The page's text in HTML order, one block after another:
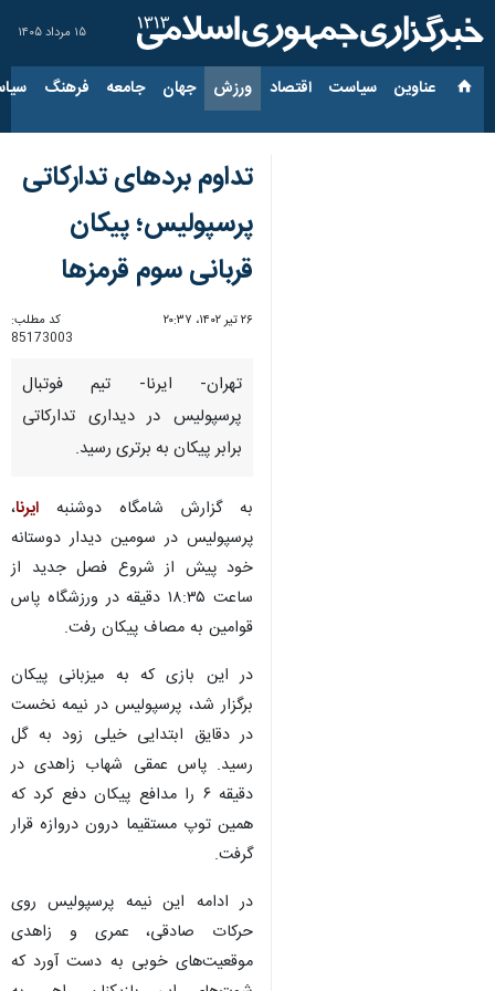
۱۵ مرداد ۱۴۰۵
عناوین‌ سیاست اقتصاد ورزش جهان جامعه فرهنگ
تداوم بردهای تدارکاتی
پرسپولیس؛ پیکان
قربانی سوم قرمزها
۲۶ تیر ۱۴۰۲، ۲۰:۳۷
کد مطلب:
85173003
تهران- ایرنا- تیم فوتبال
پرسپولیس در دیداری تدارکاتی
برابر پیکان به برتری رسید.
به گزارش شامگاه دوشنبه ایرنا،
پرسپولیس در سومین دیدار دوستانه
خود پیش از شروع فصل جدید از
ساعت ۱۸:۳۵ دقیقه در ورزشگاه پاس
قوامین به مصاف پیکان رفت.
در این بازی که به میزبانی پیکان
برگزار شد، پرسپولیس در نیمه نخست
در دقایق ابتدایی خیلی زود به گل
رسید. پاس عمقی شهاب زاهدی در
دقیقه ۶ را مدافع پیکان دفع کرد که
همین توپ مستقیما درون دروازه قرار
گرفت.
در ادامه این نیمه پرسپولیس روی
حرکات صادقی، عمری و زاهدی
موقعیت‌های خوبی به دست آورد که